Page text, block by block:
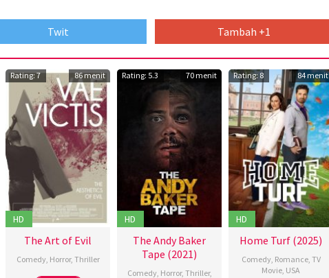
Twit
Tambah +1
Rating: 7 86 menit
HD
The Art of Evil
Comedy, Horror, Thriller
Rating: 5.3 70 menit
HD
The Andy Baker
Tape (2021)
Comedy, Horror, Thriller,
Rating: 8 84 menit
HD
Home Turf (2025)
Comedy, Romance, TV
Movie, USA